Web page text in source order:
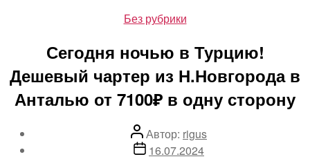
Рубрики
Без рубрики
Сегодня ночью в Турцию!
Дешевый чартер из Н.Новгорода в
Анталью от 7100₽ в одну сторону
Автор
записи
Автор: rigus
Дата16.07.2024